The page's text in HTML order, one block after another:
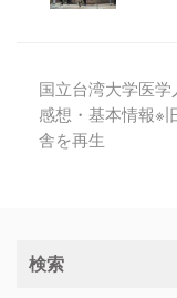
国立台湾大学医学
感想・基本情報※
舎を再生
検索